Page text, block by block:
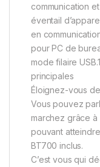
communication
éventail
en
pour PC de
mode filaire
principales
Éloignez-vous
Vous pouvez
marchez grâce
pouvant
BT700 inclus.
C’est vous qui